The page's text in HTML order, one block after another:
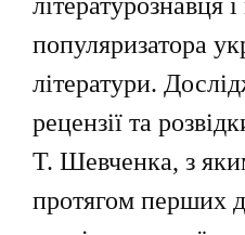
популяризатора
літератури.
рецензії та
Т. Шевченка, з
протягом перших